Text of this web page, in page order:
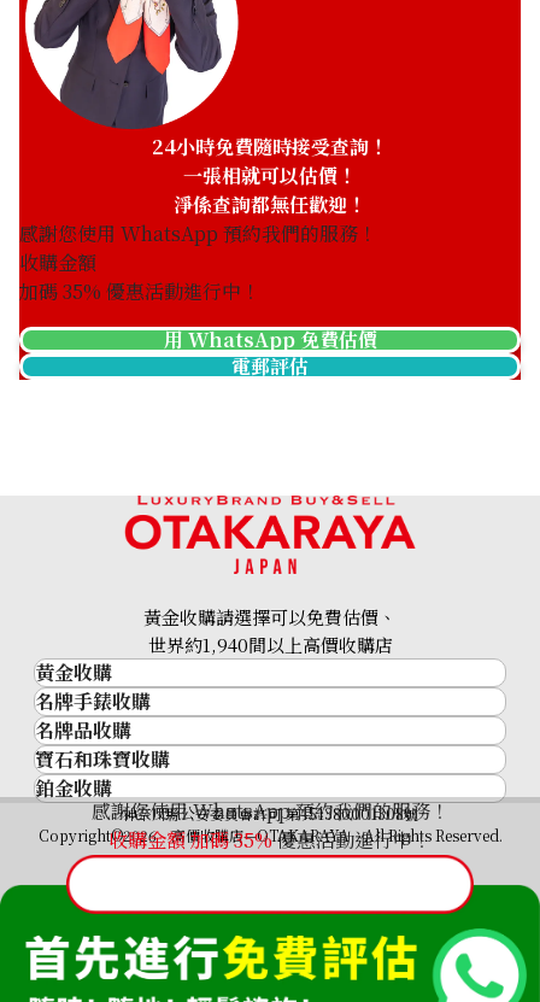
24小時免費隨時接受查詢！
一張相就可以估價！
淨係查詢都無任歡迎！
感謝您使用 WhatsApp 預約我們的服務！
收購金額
加碼35% 優惠活動進行中！
用 WhatsApp 免費估價
電郵評估
感謝您使用 WhatsApp 預約我們的服務！
收購金額 加碼35%優惠活動進行中！
黃金收購請選擇可以免費估價、
世界約1,940間以上高價收購店
黃金收購
黃金･金條
金條
金幣及銀幣
過去十年黃金價格
金飾
金戒指
金頸鍊
名牌手錶收購
名牌手錶收購
勞力士 (Rolex)
Patek Philippe
Audemars Piguet
Vacheron Constantin
A. Lange & Söhne
Breguet
名牌品收購
名牌品收購
HERMES
LOUIS VUITTON
CHANEL
卡地亞（Cartier）
CELINE
FENDI
Christian Dior
寶石和珠寶收購
寶石和珠寶
祖母綠
藍寶石
紅寶石
鉑金收購
神奈川縣公安委員會許可 第451380001308號
Copyright©2026 高價收購店—OTAKARAYA All Rights Reserved.